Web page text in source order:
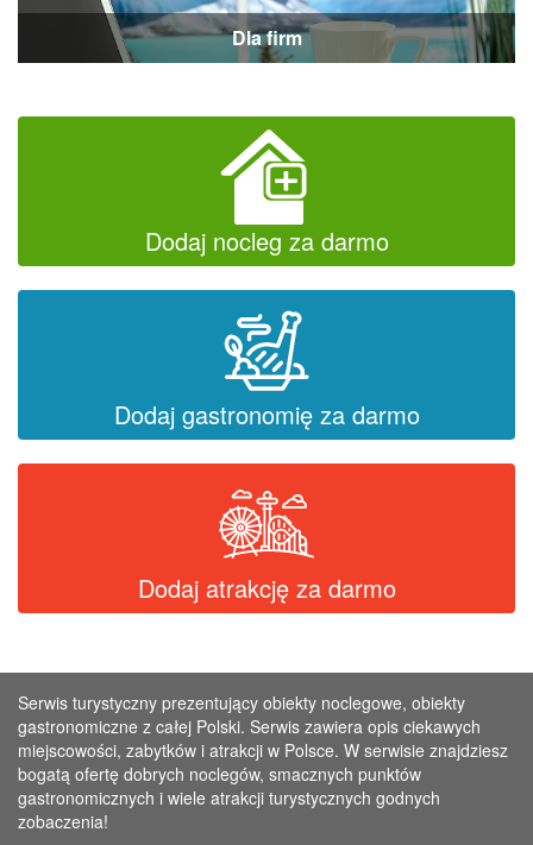
Dla firm
Dodaj nocleg za darmo
Dodaj gastronomię za darmo
Dodaj atrakcję za darmo
Serwis turystyczny prezentujący obiekty noclegowe, obiekty
gastronomiczne z całej Polski. Serwis zawiera opis ciekawych
miejscowości, zabytków i atrakcji w Polsce. W serwisie znajdziesz
bogatą ofertę dobrych noclegów, smacznych punktów
gastronomicznych i wiele atrakcji turystycznych godnych
zobaczenia!